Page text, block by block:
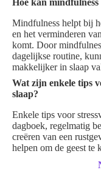
Hoe kan
Mindfulness helpt bij
en het verminderen
komt. Door
dagelijkse routine,
makkelijker in slaap
Wat zijn enkele tips
slaap?
Enkele tips voor
dagboek, regelmatig
creëren van een
helpen om de geest te